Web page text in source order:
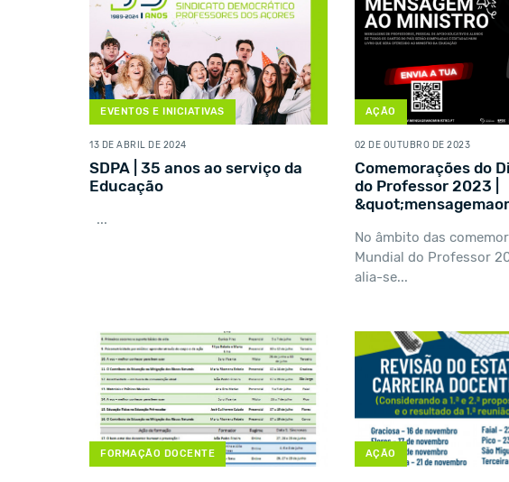
EVENTOS E INICIATIVAS
13 DE ABRIL DE 2024
SDPA | 35 anos ao serviço da
Educação
...
AÇÃO
02 DE OUTUBRO DE 2023
Comemorações do
do Professor 2023 |
No âmbito das
Mundial do Professor
alia-se...
FORMAÇÃO DOCENTE AÇÃO